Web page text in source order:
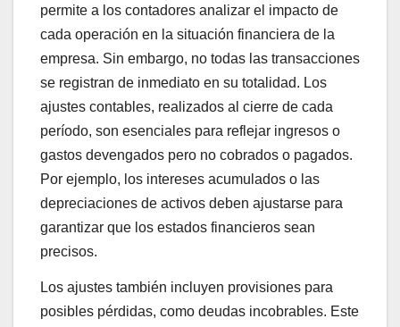
permite a los contadores analizar el impacto de
cada operación en la situación financiera de la
empresa. Sin embargo, no todas las transacciones
se registran de inmediato en su totalidad. Los
ajustes contables, realizados al cierre de cada
período, son esenciales para reflejar ingresos o
gastos devengados pero no cobrados o pagados.
Por ejemplo, los intereses acumulados o las
depreciaciones de activos deben ajustarse para
garantizar que los estados financieros sean
precisos.
Los ajustes también incluyen provisiones para
posibles pérdidas, como deudas incobrables. Este